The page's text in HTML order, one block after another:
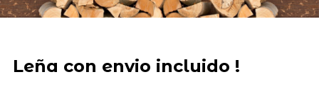
Leña con envio incluido !